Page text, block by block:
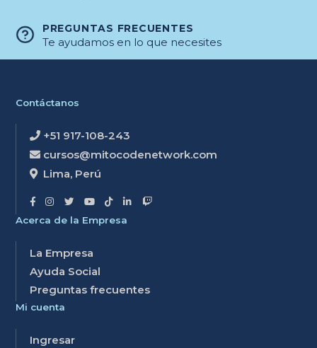
PREGUNTAS FRECUENTES
Te ayudamos en lo que necesites
Contáctanos
+51 917-108-243
cursos@mitocodenetwork.com
Lima, Perú
Acerca de la Empresa
La Empresa
Ayuda Social
Preguntas frecuentes
Mi cuenta
Ingresar